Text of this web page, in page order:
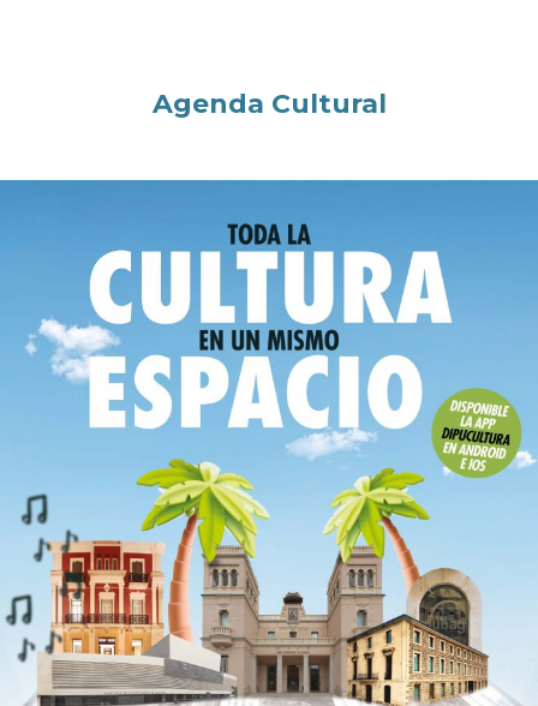
Agenda Cultural